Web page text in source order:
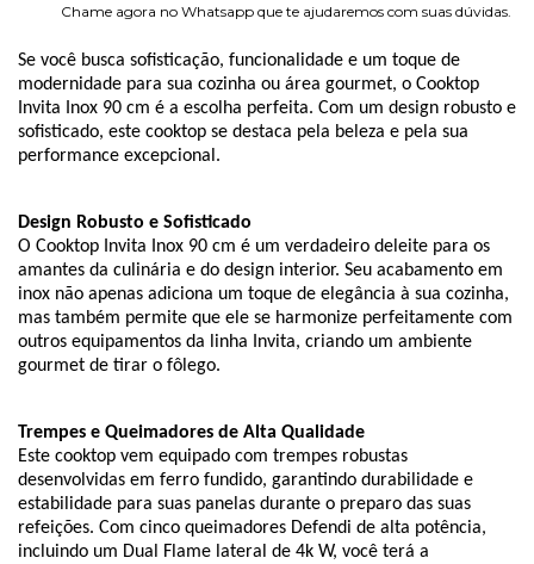
Chame agora no Whatsapp que te ajudaremos com suas dúvidas.
Se você busca sofisticação, funcionalidade e um toque de
modernidade para sua cozinha ou área gourmet, o Cooktop
Invita Inox 90 cm é a escolha perfeita. Com um design robusto e
sofisticado, este cooktop se destaca pela beleza e pela sua
performance excepcional.
Design Robusto e Sofisticado
O Cooktop Invita Inox 90 cm é um verdadeiro deleite para os
amantes da culinária e do design interior. Seu acabamento em
inox não apenas adiciona um toque de elegância à sua cozinha,
mas também permite que ele se harmonize perfeitamente com
outros equipamentos da linha Invita, criando um ambiente
gourmet de tirar o fôlego.
Trempes e Queimadores de Alta Qualidade
Este cooktop vem equipado com trempes robustas
desenvolvidas em ferro fundido, garantindo durabilidade e
estabilidade para suas panelas durante o preparo das suas
refeições. Com cinco queimadores Defendi de alta potência,
incluindo um Dual Flame lateral de 4k W, você terá a